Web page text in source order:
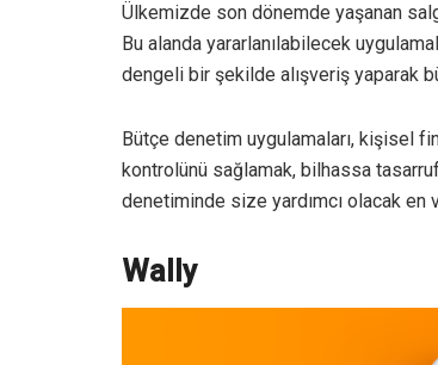
Ülkemizde son dönemde yaşanan
Bu alanda yararlanılabilecek
dengeli bir şekilde alışveriş yaparak
Bütçe denetim uygulamaları, kişisel
kontrolünü sağlamak, bilhassa
denetiminde size yardımcı olacak en
Wally